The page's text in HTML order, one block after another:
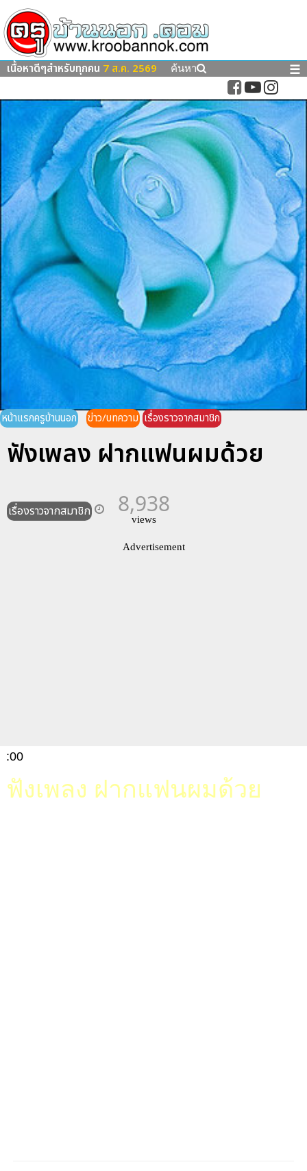
เนื้อหาดีๆสำหรับทุกคน 7 ส.ค. 2569 ค้นหา ☰
หน้าแรกครูบ้านนอก ข่าว/บทความ เรื่องราวจากสมาชิก
ฟังเพลง ฝากแฟนผมด้วย
เรื่องราวจากสมาชิก 8,938
views
Advertisement
:00
ฟังเพลง ฝากแฟนผมด้วย